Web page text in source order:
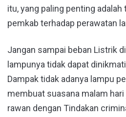
itu, yang paling penting
pemkab terhadap perawatan
Jangan sampai beban Listrik
lampunya tidak dapat
Dampak tidak adanya lampu
membuat suasana malam
rawan dengan Tindakan